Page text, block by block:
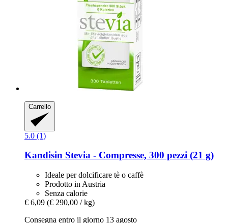
Carrello
5.0 (1)
Kandisin Stevia -​ Compresse, 300 pezzi (21 g)
Ideale per dolcificare tè o caffè
Prodotto in Austria
Senza calorie
€ 6,09 (€ 290,00 / kg)
Consegna entro il giorno 13 agosto